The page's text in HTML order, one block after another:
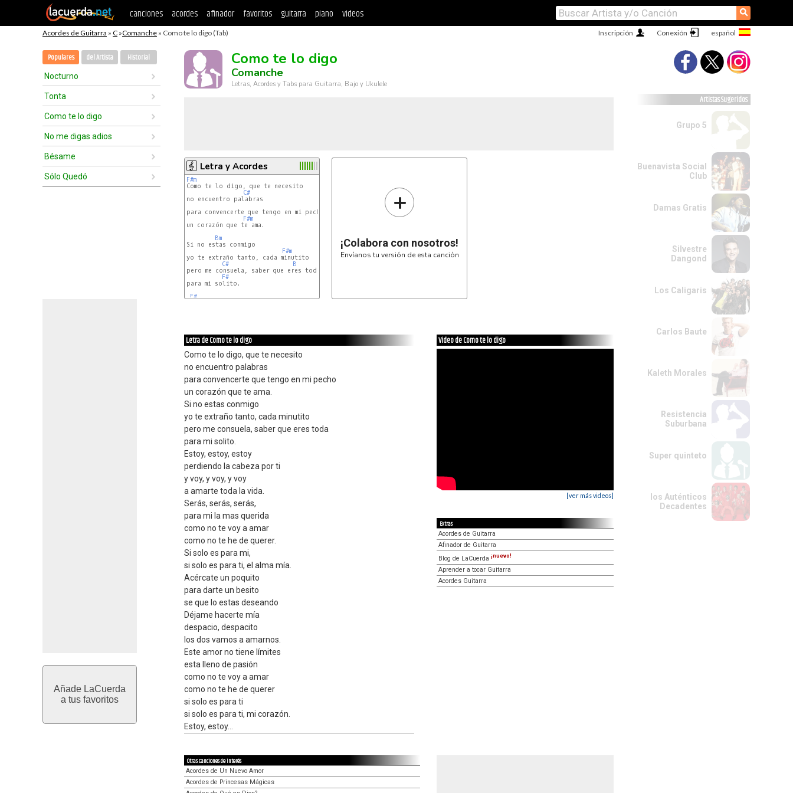
canciones acordes afinador favoritos guitarra piano videos ⚲
Acordes de Guitarra » C »Comanche » Como te lo digo (Tab) Conexión
Inscripción
Populares del Artista Historial
Nocturno
Tonta
Como te lo digo
No me digas adios
Bésame
Sólo Quedó
Añade LaCuerda
a tus favoritos
Como te lo digo
Comanche
Letras, Acordes y Tabs para Guitarra, Bajo y Ukulele
Letra y Acordes
F#m
C#
no encuentro palabras
para convencerte que tengo en mi pecho
F#m
un corazón que te ama.
Bm
Si no estas conmigo
F#m
yo te extraño tanto, cada minutito
C#
B
pero me consuela, saber que eres toda
F#
para mi solito.
F#
+
¡Colabora con nosotros!
Envíanos tu versión de esta canción
Letra de Como te lo digo
Como te lo digo, que te necesito
no encuentro palabras
para convencerte que tengo en mi pecho
un corazón que te ama.
Si no estas conmigo
yo te extraño tanto, cada minutito
pero me consuela, saber que eres toda
para mi solito.
Estoy, estoy, estoy
perdiendo la cabeza por ti
y voy, y voy, y voy
a amarte toda la vida.
Serás, serás, serás,
para mi la mas querida
como no te voy a amar
como no te he de querer.
Si solo es para mi,
si solo es para ti, el alma mía.
Acércate un poquito
para darte un besito
se que lo estas deseando
Déjame hacerte mía
despacio, despacito
los dos vamos a amarnos.
Este amor no tiene límites
esta lleno de pasión
como no te voy a amar
como no te he de querer
si solo es para ti
si solo es para ti, mi corazón.
Estoy, estoy...
Video de Como te lo digo
[ver más videos]
Extras
Acordes de Guitarra
Afinador de Guitarra
Blog de LaCuerda ¡nuevo!
Aprender a tocar Guitarra
Acordes Guitarra
Otras canciones de interés
Acordes de Un Nuevo Amor
Acordes de Princesas Mágicas
Artistas Sugeridos
Grupo 5
Buenavista Social
Club
Damas Gratis
Silvestre
Dangond
Los Caligaris
Carlos Baute
Kaleth Morales
Resistencia
Suburbana
Super quinteto
los Auténticos
Decadentes